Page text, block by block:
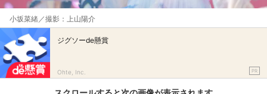
小坂菜緒／撮影：上山陽介
ジグソーde懸賞
Ohte, Inc. PR